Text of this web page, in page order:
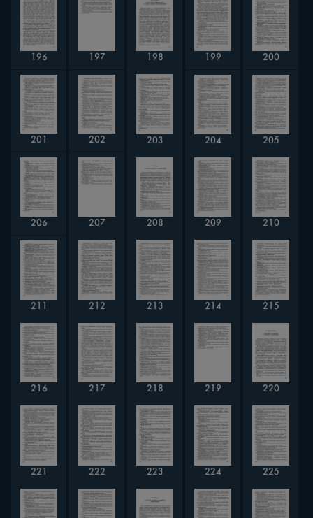
196 197 198 199 200
201 202 203 204 205
206 207 208 209 210
211 212 213 214 215
216 217 218 219 220
221 222 223 224 225